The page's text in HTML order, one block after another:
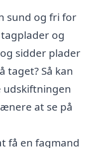
sund og fri for
og
sidder plader
taget? Så kan
udskiftningen
at se på
få en fagmand